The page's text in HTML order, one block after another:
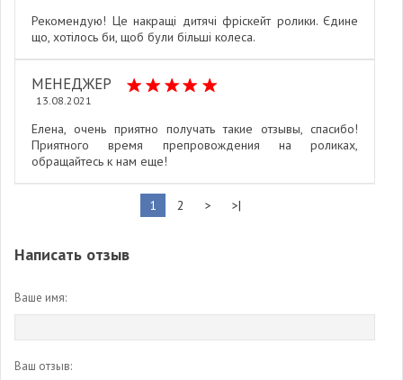
Рекомендую! Це накращі дитячі фріскейт ролики. Єдине
що, хотілось би, щоб були більші колеса.
МЕНЕДЖЕР
13.08.2021
Елена, очень приятно получать такие отзывы, спасибо!
Приятного время препровождения на роликах,
обращайтесь к нам еще!
1 2 > >|
Написать отзыв
Ваше имя:
Ваш отзыв: